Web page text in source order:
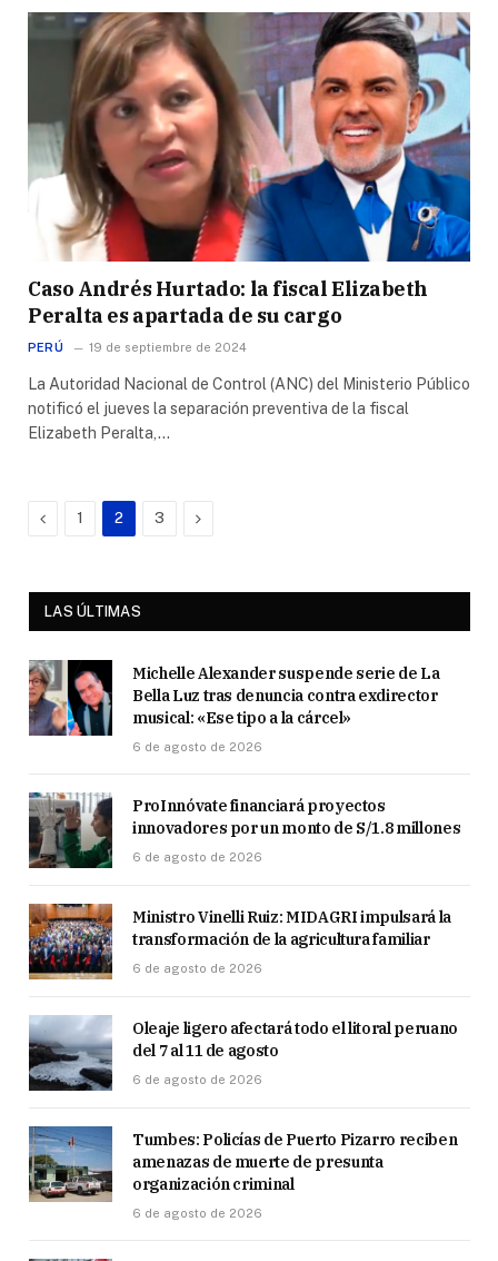
Caso Andrés Hurtado: la fiscal Elizabeth
Peralta es apartada de su cargo
PERÚ 19 de septiembre de 2024
La Autoridad Nacional de Control (ANC) del Ministerio Público
notificó el jueves la separación preventiva de la fiscal
Elizabeth Peralta,…
Previous
1 2 3 Next
LAS ÚLTIMAS
Michelle Alexander suspende serie de La
Bella Luz tras denuncia contra exdirector
musical: «Ese tipo a la cárcel»
6 de agosto de 2026
ProInnóvate financiará proyectos
innovadores por un monto de S/1.8 millones
6 de agosto de 2026
Ministro Vinelli Ruiz: MIDAGRI impulsará la
transformación de la agricultura familiar
6 de agosto de 2026
Oleaje ligero afectará todo el litoral peruano
del 7 al 11 de agosto
6 de agosto de 2026
Tumbes: Policías de Puerto Pizarro reciben
amenazas de muerte de presunta
organización criminal
6 de agosto de 2026